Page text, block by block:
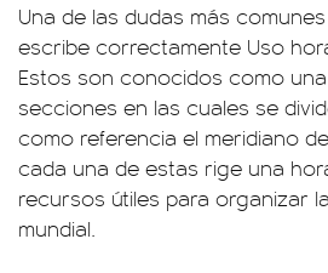
Una de las dudas más
escribe correctamente Uso
Estos son conocidos como
secciones en las cuales se
como referencia el meridiano
cada una de estas rige una
recursos útiles para organizar
mundial.